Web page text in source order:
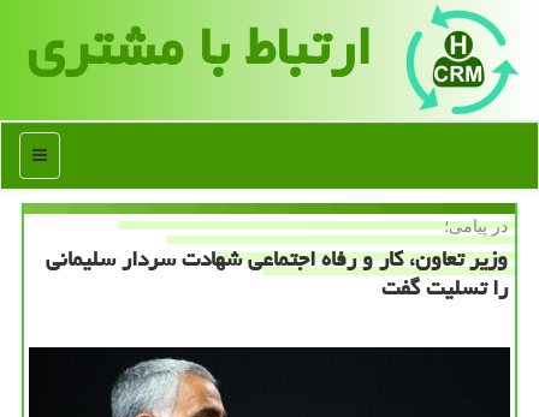
ارتباط با مشتری
منو
در پیامی؛
وزیر تعاون، كار و رفاه اجتماعی شهادت سردار سلیمانی
را تسلیت گفت